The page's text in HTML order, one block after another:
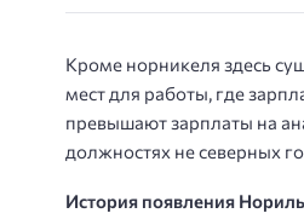
Кроме норникеля здесь
мест для работы, где
превышают зарплаты на
должностях не северных
История появления